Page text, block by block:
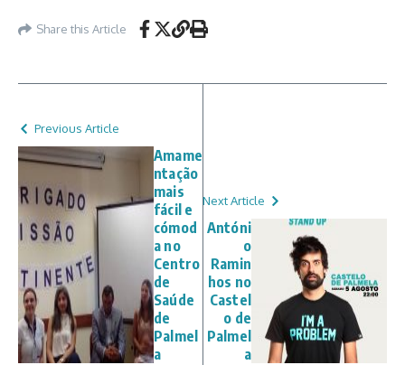
Share this Article
Previous Article
Amame
ntação
mais
fácil e
cómod
a no
Centro
de
Saúde
de
Palmel
a
Next Article
Antóni
o
Ramin
hos no
Castel
o de
Palmel
a